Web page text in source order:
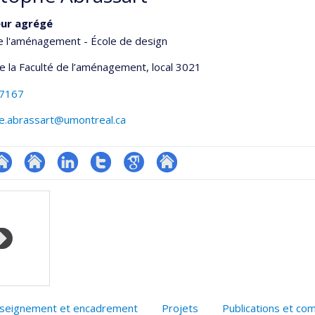
agrégé
l'aménagement - École de design
la Faculté de l’aménagement, local 3021
Site
LinkedInCompteGoogleAutre
et encadrement Projets Publications et